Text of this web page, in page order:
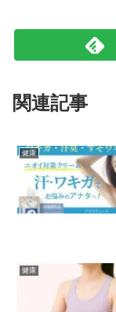
関連記事
健康
健康